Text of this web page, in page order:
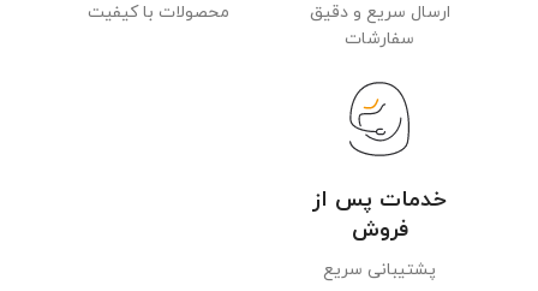
ارسال سریع و دقیق
سفارشات
محصولات با کیفیت
خدمات پس از
فروش
پشتیبانی سریع